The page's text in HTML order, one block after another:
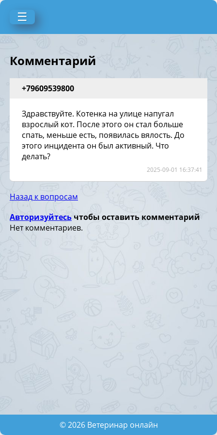
☰
Комментарий
+79609539800
2025-09-01 16:37:41
Здравствуйте. Котенка на улице напугал
взрослый кот. После этого он стал больше
спать, меньше есть, появилась вялость. До
этого инцидента он был активный. Что
делать?
Назад к вопросам
Авторизуйтесь чтобы оставить комментарий
Нет комментариев.
©2026Ветеринар онлайн